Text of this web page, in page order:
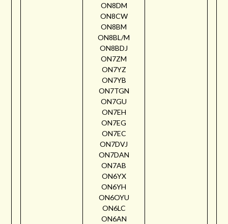
ON8DM
ON8CW
ON8BM
ON8BL/M
ON8BDJ
ON7ZM
ON7YZ
ON7YB
ON7TGN
ON7GU
ON7EH
ON7EG
ON7EC
ON7DVJ
ON7DAN
ON7AB
ON6YX
ON6YH
ON6OYU
ON6LC
ON6AN